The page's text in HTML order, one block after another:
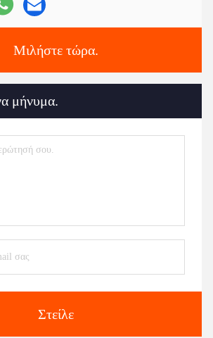
Μιλήστε τώρα.
μήνυμα.
Στείλε